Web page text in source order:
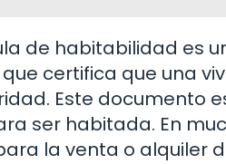
de habitabilidad es
certifica que una
Este documento
ser habitada. En
la venta o alquiler